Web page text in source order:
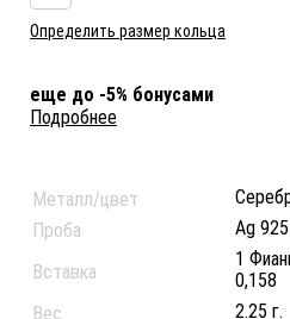
Определить размер кольца
еще до -5% бонусами
Подробнее
Металл/цвет
Проба
Ag 925
Вставка
1
0,158
Вес
2.25 г.